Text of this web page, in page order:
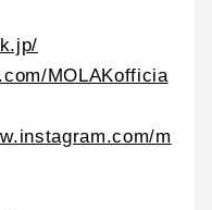
MOLAKofficia
m